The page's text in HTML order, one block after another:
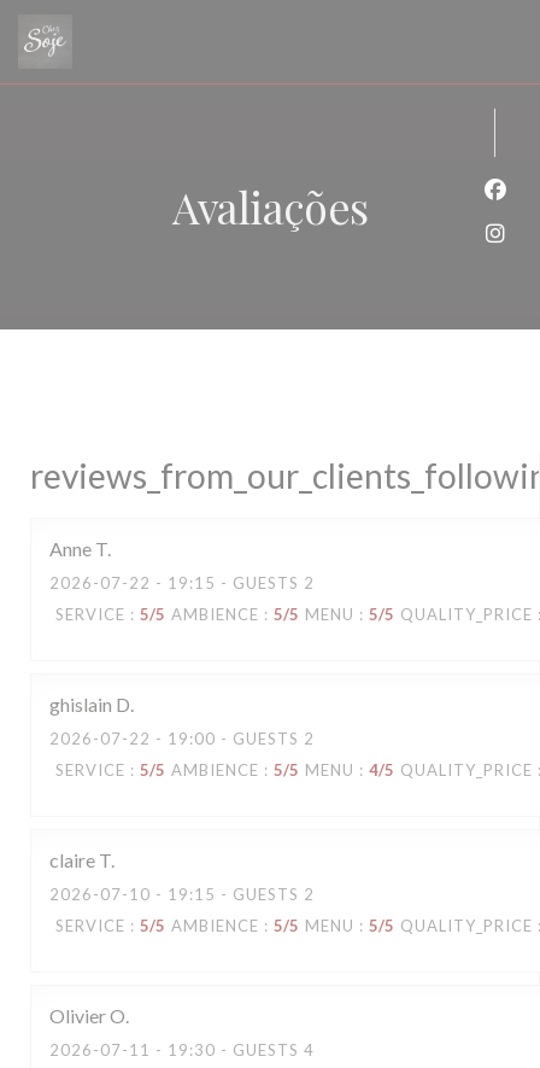
Avaliações
Anne T
2026-07-22 - 19:15 - GUESTS 2
SERVICE : 5/5 AMBIENCE : 5/5 MENU : 5/5 QUALITY_PRICE
ghislain D
2026-07-22 - 19:00 - GUESTS 2
SERVICE : 5/5 AMBIENCE : 5/5 MENU : 4/5 QUALITY_PRICE
claire T
2026-07-10 - 19:15 - GUESTS 2
SERVICE : 5/5 AMBIENCE : 5/5 MENU : 5/5 QUALITY_PRICE
OlivierO
2026-07-11 - 19:30 - GUESTS 4